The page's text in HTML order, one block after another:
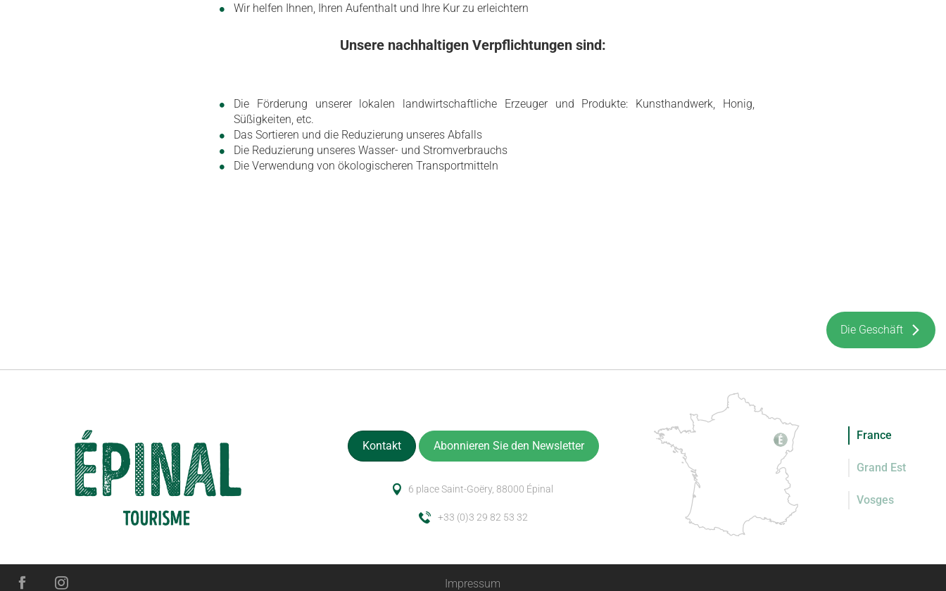
Wir helfen Ihnen, Ihren Aufenthalt und Ihre Kur zu erleichtern
Unsere nachhaltigen Verpflichtungen sind:
Die Förderung unserer lokalen landwirtschaftliche Erzeuger und Produkte: Kunsthandwerk, Honig,
Süßigkeiten, etc.
Das Sortieren und die Reduzierung unseres Abfalls
Die Reduzierung unseres Wasser- und Stromverbrauchs
Die Verwendung von ökologischeren Transportmitteln
Die Geschäft
Kontakt Abonnieren Sie den Newsletter
6 place Saint-Goëry, 88000 Épinal
+33 (0)3 29 82 53 32
France
Grand Est
Vosges
Impressum